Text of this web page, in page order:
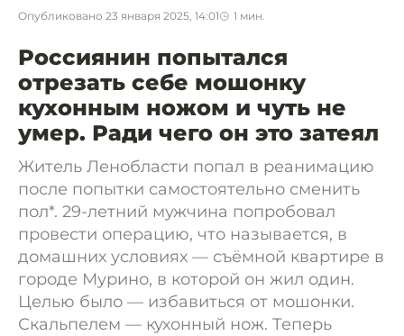
Опубликовано 23 января 2025, 14:01 1 мин.
Россиянин попытался
отрезать себе мошонку
кухонным ножом и чуть не
умер. Ради чего он это затеял
Житель Ленобласти попал в реанимацию
после попытки самостоятельно сменить
пол*. 29-летний мужчина попробовал
провести операцию, что называется, в
домашних условиях — съёмной квартире в
городе Мурино, в которой он жил один.
Целью было — избавиться от мошонки.
Скальпелем — кухонный нож. Теперь